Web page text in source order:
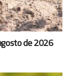
de 2026